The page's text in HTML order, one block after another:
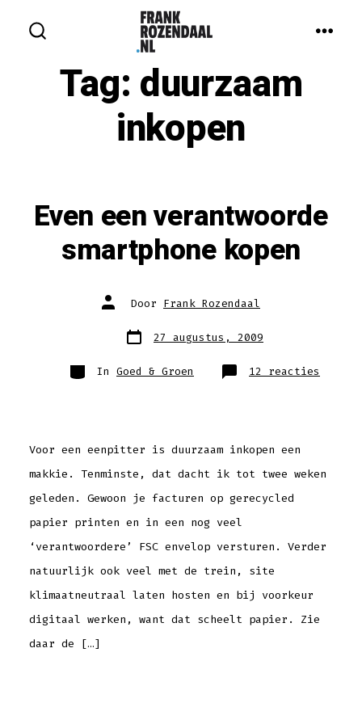
overslaan
IN-/UITSCHAKELEN
Tag: duurzaam
inkopen
Even een verantwoorde
smartphone kopen
Auteur
van Door Frank Rozendaal
Berichtdatum
27 augustus, 2009
Categorieën
In Goed & Groen 12 reacties
Even
Voor een eenpitter is duurzaam inkopen een
makkie. Tenminste, dat dacht ik tot twee weken
geleden. Gewoon je facturen op gerecycled
papier printen en in een nog veel
‘verantwoordere’ FSC envelop versturen. Verder
natuurlijk ook veel met de trein, site
klimaatneutraal laten hosten en bij voorkeur
digitaal werken, want dat scheelt papier. Zie
daar de […]